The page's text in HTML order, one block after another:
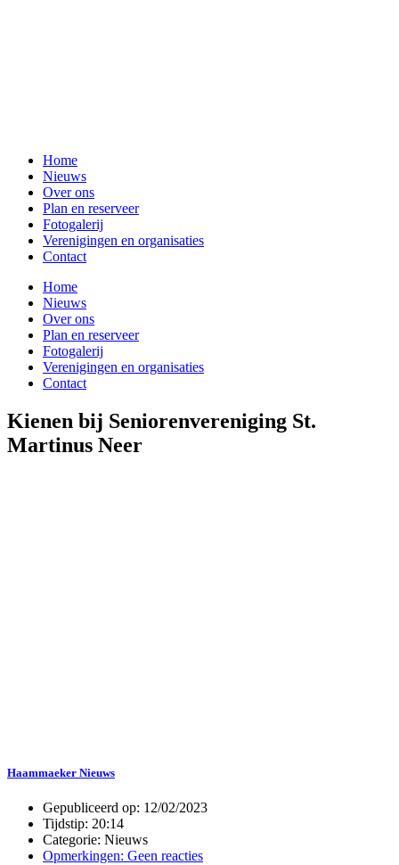
Home
Nieuws
Over ons
Plan en reserveer
Fotogalerij
Verenigingen en organisaties
Contact
Home
Nieuws
Over ons
Plan en reserveer
Fotogalerij
Verenigingen en organisaties
Contact
Kienen bij Seniorenvereniging St.
Martinus Neer
Haammaeker Nieuws
Gepubliceerd op: 12/02/2023
Tijdstip: 20:14
Categorie: Nieuws
Opmerkingen: Geen reacties